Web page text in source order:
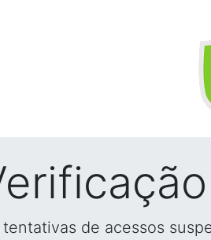
de acessos